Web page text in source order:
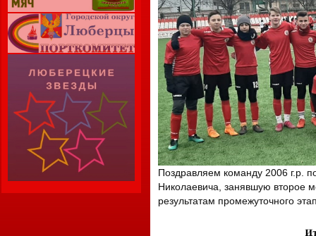
Поздравляем команду 2006 г.р.
Николаевича, занявшую второе
результатам промежуточного